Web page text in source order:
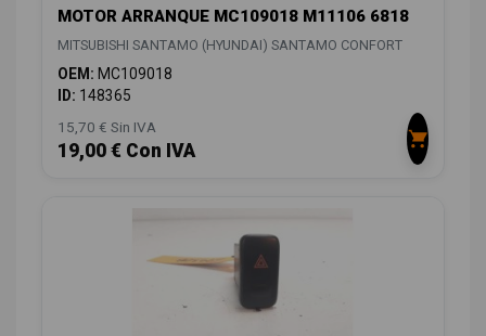
MOTOR ARRANQUE MC109018 M11106 6818
MITSUBISHI SANTAMO (HYUNDAI) SANTAMO CONFORT
OEM: MC109018
ID: 148365
15,70 € Sin IVA
19,00 € Con IVA